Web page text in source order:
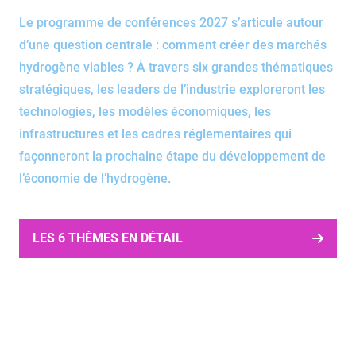
Le programme de conférences 2027 s’articule autour
d’une question centrale : comment créer des marchés
hydrogène viables ? À travers six grandes thématiques
stratégiques, les leaders de l’industrie exploreront les
technologies, les modèles économiques, les
infrastructures et les cadres réglementaires qui
façonneront la prochaine étape du développement de
l’économie de l’hydrogène.
de
texte
LES 6 THÈMES EN DÉTAIL